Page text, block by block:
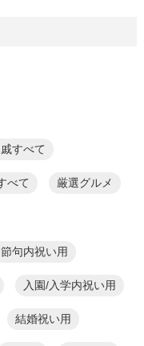
すべて
べて 厳選グルメ
句内祝い用
入園/入学内祝い用
結婚祝い用